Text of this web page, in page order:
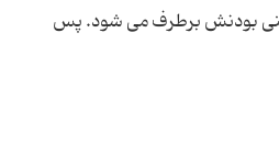
بودنش برطرف می شود. پس